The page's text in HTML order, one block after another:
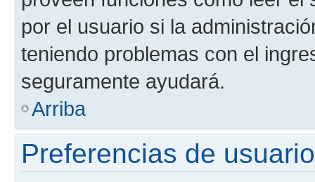
por el usuario si la
teniendo problemas con el
seguramente ayudará.
Arriba
Preferencias de